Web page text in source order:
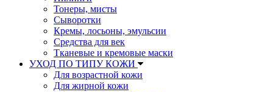
Тонеры, мисты
Сыворотки
Кремы, лосьоны, эмульсии
Средства для век
Тканевые и кремовые маски
УХОД ПО ТИПУ КОЖИ
Для возрастной кожи
Для жирной кожи